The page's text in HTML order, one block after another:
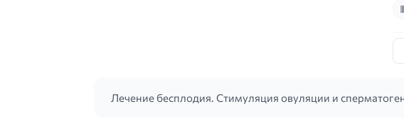
Лечение бесплодия. Стимуляция овуляции и